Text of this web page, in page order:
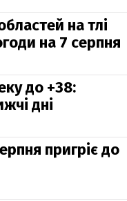
на тлі
на 7 серпня
до +38:
дні
пригріє до